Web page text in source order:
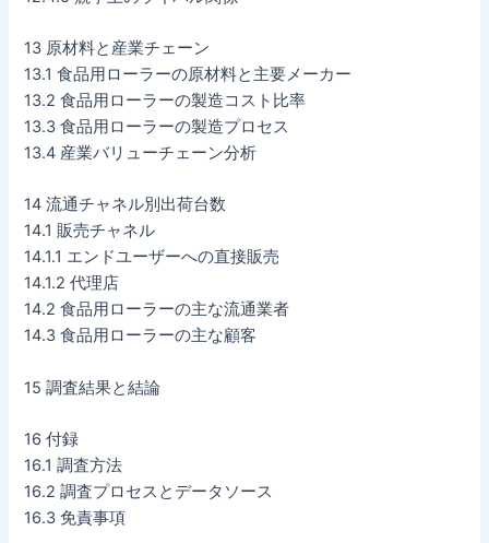
13 原材料と産業チェーン
13.1 食品用ローラーの原材料と主要メーカー
13.2 食品用ローラーの製造コスト比率
13.3 食品用ローラーの製造プロセス
13.4 産業バリューチェーン分析
14 流通チャネル別出荷台数
14.1 販売チャネル
14.1.1 エンドユーザーへの直接販売
14.1.2 代理店
14.2 食品用ローラーの主な流通業者
14.3 食品用ローラーの主な顧客
15 調査結果と結論
16 付録
16.1 調査方法
16.2 調査プロセスとデータソース
16.3 免責事項